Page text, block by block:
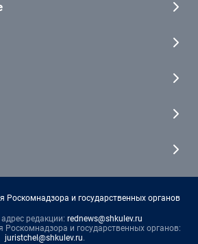
Роскомнадзора и государственных органов
редакции: rednews@shkulev.ru
Роскомнадзора и государственных органов:
juristchel@shkulev.ru.